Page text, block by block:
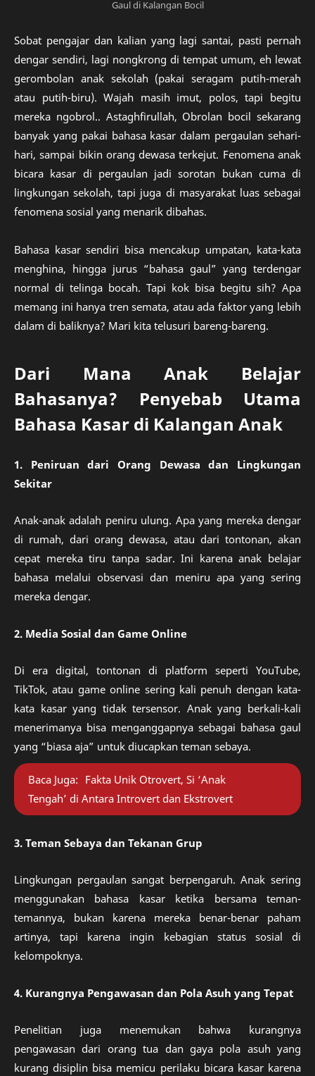
Gaul di Kalangan Bocil
Sobat pengajar dan kalian yang lagi santai, pasti pernah
dengar sendiri, lagi nongkrong di tempat umum, eh lewat
gerombolan anak sekolah (pakai seragam putih-merah
atau putih-biru). Wajah masih imut, polos, tapi begitu
mereka ngobrol.. Astaghfirullah, Obrolan bocil sekarang
banyak yang pakai bahasa kasar dalam pergaulan sehari-
hari, sampai bikin orang dewasa terkejut. Fenomena anak
bicara kasar di pergaulan jadi sorotan bukan cuma di
lingkungan sekolah, tapi juga di masyarakat luas sebagai
fenomena sosial yang menarik dibahas.
Bahasa kasar sendiri bisa mencakup umpatan, kata-kata
menghina, hingga jurus “bahasa gaul” yang terdengar
normal di telinga bocah. Tapi kok bisa begitu sih? Apa
memang ini hanya tren semata, atau ada faktor yang lebih
dalam di baliknya? Mari kita telusuri bareng-bareng.
Dari Mana Anak Belajar
Bahasanya? Penyebab Utama
Bahasa Kasar di Kalangan Anak
1. Peniruan dari Orang Dewasa dan Lingkungan
Sekitar
Anak-anak adalah peniru ulung. Apa yang mereka dengar
di rumah, dari orang dewasa, atau dari tontonan, akan
cepat mereka tiru tanpa sadar. Ini karena anak belajar
bahasa melalui observasi dan meniru apa yang sering
mereka dengar.
2. Media Sosial dan Game Online
Di era digital, tontonan di platform seperti YouTube,
TikTok, atau game online sering kali penuh dengan kata-
kata kasar yang tidak tersensor. Anak yang berkali-kali
menerimanya bisa menganggapnya sebagai bahasa gaul
yang “biasa aja” untuk diucapkan teman sebaya.
Baca Juga: Fakta Unik Otrovert, Si ‘Anak
Tengah’ di Antara Introvert dan Ekstrovert
3. Teman Sebaya dan Tekanan Grup
Lingkungan pergaulan sangat berpengaruh. Anak sering
menggunakan bahasa kasar ketika bersama teman-
temannya, bukan karena mereka benar-benar paham
artinya, tapi karena ingin kebagian status sosial di
kelompoknya.
4. Kurangnya Pengawasan dan Pola Asuh yang Tepat
Penelitian juga menemukan bahwa kurangnya
pengawasan dari orang tua dan gaya pola asuh yang
kurang disiplin bisa memicu perilaku bicara kasar karena